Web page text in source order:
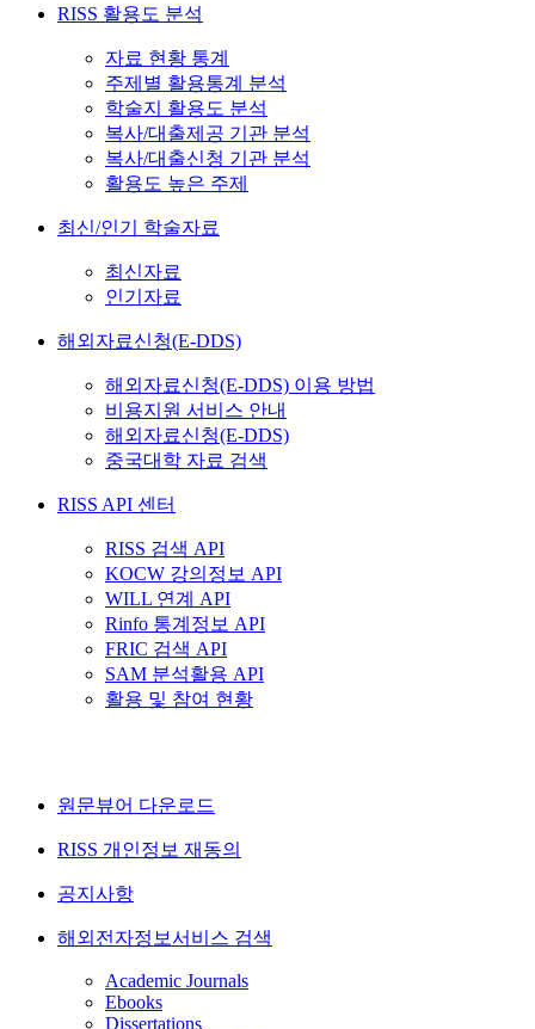
RISS 활용도 분석
자료 현황 통계
주제별 활용통계 분석
학술지 활용도 분석
복사/대출제공 기관 분석
복사/대출신청 기관 분석
활용도 높은 주제
최신/인기 학술자료
최신자료
인기자료
해외자료신청(E-DDS)
해외자료신청(E-DDS) 이용 방법
비용지원 서비스 안내
해외자료신청(E-DDS)
중국대학 자료 검색
RISS API 센터
RISS 검색 API
KOCW 강의정보 API
WILL 연계 API
Rinfo 통계정보 API
FRIC 검색 API
SAM 분석활용 API
활용 및 참여 현황
원문뷰어 다운로드
RISS 개인정보 재동의
공지사항
해외전자정보서비스 검색
Academic Journals
Ebooks
Dissertations